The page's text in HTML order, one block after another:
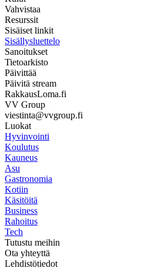
Vahvistaa
Resurssit
Sisäiset linkit
Sisällysluettelo
Sanoitukset
Tietoarkisto
Päivittää
Päivitä stream
RakkausLoma.fi
VV Group
viestinta@vvgroup.fi
Luokat
Hyvinvointi
Koulutus
Kauneus
Asu
Gastronomia
Kotiin
Käsitöitä
Business
Rahoitus
Tech
Tutustu meihin
Ota yhteyttä
Lehdistötiedot